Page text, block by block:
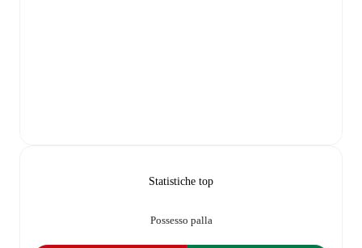
Statistiche top
Possesso palla